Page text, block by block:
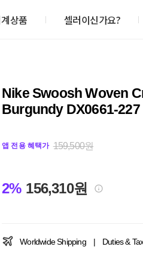
상품 셀러이신가요?
Nike Swoosh Woven
Burgundy DX0661-227
앱 전용 혜택가 159,500원
2% 156,310원
Worldwide Shipping | Duties &